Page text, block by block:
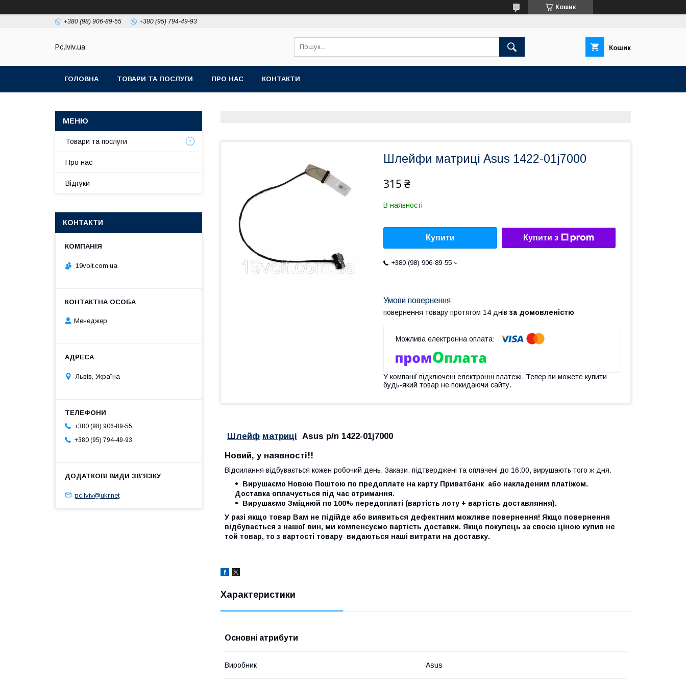
Кошик
+380 (98) 906-89-55 +380 (95) 794-49-93
Pc.lviv.ua Кошик
ГОЛОВНА ТОВАРИ ТА ПОСЛУГИ ПРО НАС КОНТАКТИ
Шлейфи матриці Asus 1422-01j7000
315 ₴
В наявності
Купити Купити з
+380 (98) 906-89-55
повернення товару протягом 14 днів за домовленістю
У компанії підключені електронні платежі. Тепер ви можете купити
будь-який товар не покидаючи сайту.
Шлейф матриці
Asus p/n 1422-01j7000
Новий, у наявності!!
Відсилання відбувається кожен робочий день. Закази, підтверджені та оплачені до 16:00, вирушають того ж дня.
Вирушаємо Новою Поштою по предоплате на карту Приватбанк або накладеним платіжом.
Доставка оплачується під час отримання.
Вирушаємо Зміцнюй по 100% передоплаті (вартість лоту + вартість доставляння).
У разі якщо товар Вам не підійде або виявиться дефектним можливе повернення! Якщо повернення
відбувається з нашої вин, ми компенсуємо вартість доставки. Якщо покупець за своєю ціною купив не
той товар, то з вартості товару видаються наші витрати на доставку.
Характеристики
Основні атрибути
Виробник Asus
Товари та послуги
Про нас
Відгуки
КОНТАКТИ
19volt.com.ua
Менеджер
Львів, Україна
+380 (98) 906-89-55
+380 (95) 794-49-93
pc.lviv@ukr.net